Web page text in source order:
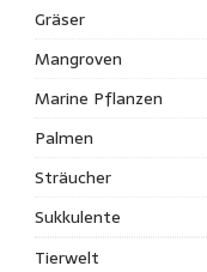
Gräser
Mangroven
Marine Pflanzen
Palmen
Sträucher
Sukkulente
Tierwelt